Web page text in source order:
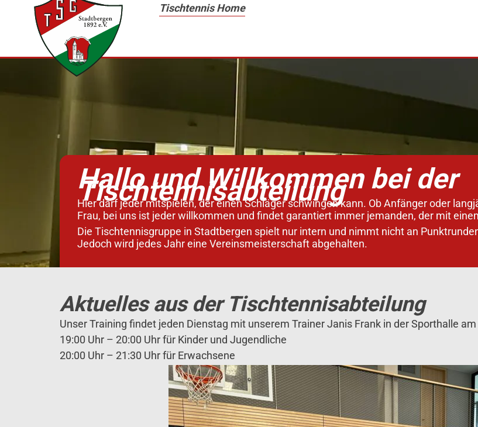
Tischtennis Home
Hallo und Willkommen bei der
Tischtennisabteilung
Hier darf jeder mitspielen, der einen Schläger schwingen kann. Ob Anfänger oder
Frau, bei uns ist jeder willkommen und findet garantiert immer jemanden, der mit
Die Tischtennisgruppe in Stadtbergen spielt nur intern und nimmt nicht an
Jedoch wird jedes Jahr eine Vereinsmeisterschaft abgehalten.
Aktuelles aus der Tischtennisabteilung
Unser Training findet jeden Dienstag mit unserem Trainer Janis Frank in der Sporthalle
19:00 Uhr – 20:00 Uhr für Kinder und Jugendliche
20:00 Uhr – 21:30 Uhr für Erwachsene